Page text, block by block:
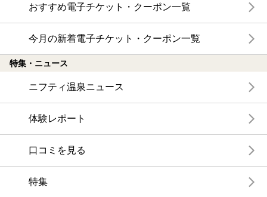
おすすめ電子チケット・クーポン一覧
今月の新着電子チケット・クーポン一覧
特集・ニュース
ニフティ温泉ニュース
体験レポート
口コミを見る
特集